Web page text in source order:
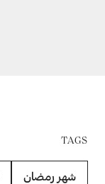
TAGS
شهر رمضان